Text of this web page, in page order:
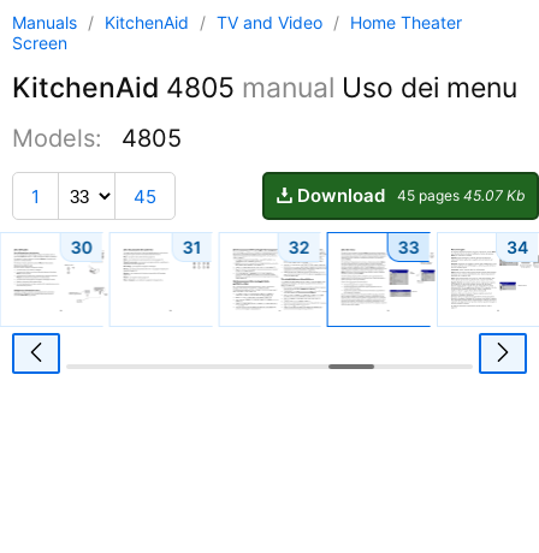
Manuals / KitchenAid / TV and Video / Home Theater
Screen
KitchenAid 4805 manual Uso dei menu
Models: 4805
1 45 Download 45 pages 45.07 Kb
30 31 32 33 34